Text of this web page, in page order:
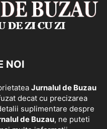
NOI
Jurnalul de Buzau
decat cu precizarea
suplimentare despre
de Buzau, ne puteti